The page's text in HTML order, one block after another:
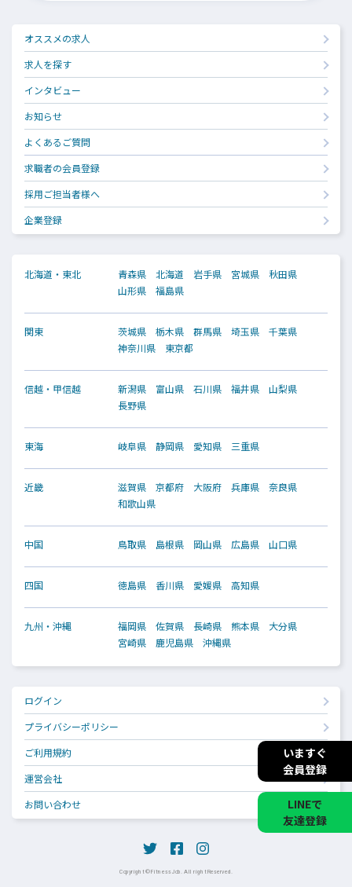
いますぐ
会員登録
LINEで
友達登録
オススメの求人
求人を探す
インタビュー
お知らせ
よくあるご質問
求職者の会員登録
採用ご担当者様へ
企業登録
北海道・東北 青森県 北海道 岩手県 宮城県
秋田県
山形県
福島県
関東 茨城県 栃木県 群馬県 埼玉県
千葉県
神奈川県
東京都
信越・甲信越 新潟県 富山県 石川県 福井県
山梨県
長野県
東海 岐阜県 静岡県 愛知県 三重県
近畿 滋賀県 京都府 大阪府 兵庫県
奈良県
和歌山県
中国 鳥取県 島根県 岡山県 広島県 山口県
四国 徳島県 香川県 愛媛県 高知県
九州・沖縄 福岡県 佐賀県 長崎県 熊本県
大分県
宮崎県
鹿児島県 沖縄県
ログイン
プライバシーポリシー
ご利用規約
運営会社
お問い合わせ
Copyright © Fitness Job. All right Reserved.